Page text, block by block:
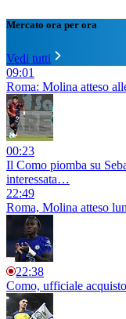
Mercato ora per ora
Vedi tutti
09:01
Roma: Molina atteso
00:23
Il Como piomba su
interessata…
22:49
Roma, Molina atteso
22:38
Como, ufficiale